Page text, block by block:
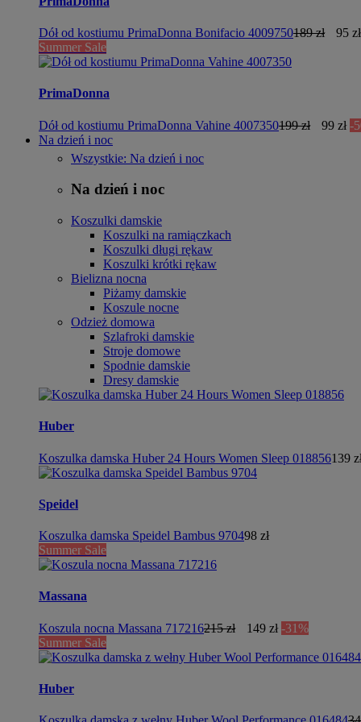
Dół od kostiumu PrimaDonna Bonifacio 4009750189 zł 95 zł
Summer Sale
PrimaDonna
Dół od kostiumu PrimaDonna Vahine 4007350199 zł 99 zł -
Na dzień i noc
Wszystkie: Na dzień i noc
Na dzień i noc
Koszulki damskie
Koszulki na ramiączkach
Koszulki długi rękaw
Koszulki krótki rękaw
Bielizna nocna
Piżamy damskie
Koszule nocne
Odzież domowa
Szlafroki damskie
Stroje domowe
Spodnie damskie
Dresy damskie
Huber
Koszulka damska Huber 24 Hours Women Sleep 018856139
Speidel
Koszulka damska Speidel Bambus 970498 zł
Summer Sale
Massana
Koszula nocna Massana 717216215 zł 149 zł -31%
Summer Sale
Huber